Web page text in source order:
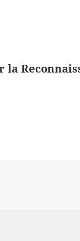
la